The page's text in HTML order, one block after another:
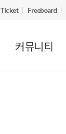
Ticket Freeboard
커뮤니티